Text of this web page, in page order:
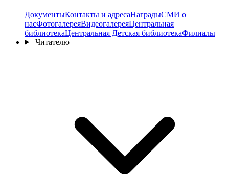
ДокументыКонтакты и адресаНаградыСМИ о
насФотогалереяВидеогалереяЦентральная
библиотекаЦентральная Детская библиотекаФилиалы
Читателю